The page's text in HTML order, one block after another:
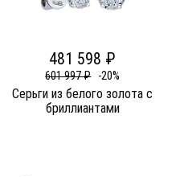
481 598 ₽
601 997 ₽ -20%
Серьги из белого золота c
бриллиантами